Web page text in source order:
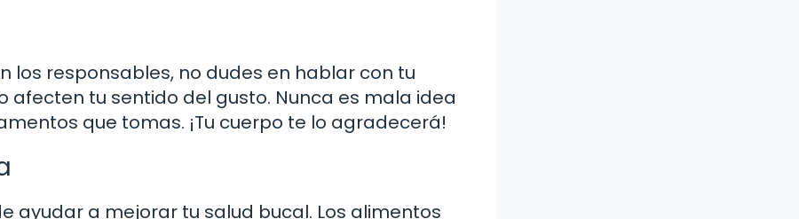
los responsables, no dudes en hablar con tu
afecten tu sentido del gusto. Nunca es mala idea
que tomas. ¡Tu cuerpo te lo agradecerá!
ayudar a mejorar tu salud bucal. Los alimentos